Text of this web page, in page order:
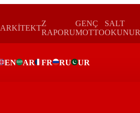
ARKİTEKT
Z
RAPORU
GENÇ
MOTTO
SALT
OKUNUR
EN AR FR RU UR